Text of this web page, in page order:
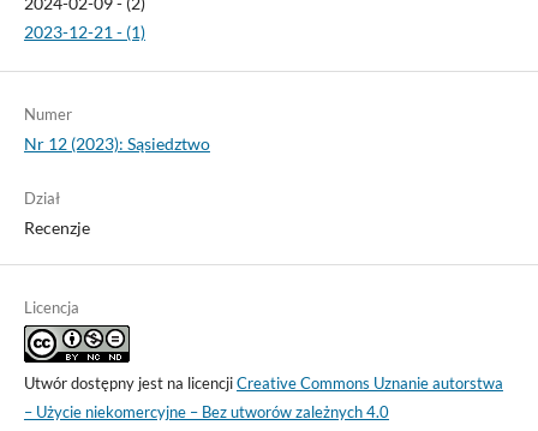
2023-12-21 - (1)
Numer
Nr 12 (2023): Sąsiedztwo
Dział
Recenzje
Licencja
Utwór dostępny jest na licencjiCreative Commons Uznanie autorstwa
– Użycie niekomercyjne – Bez utworów zależnych 4.0